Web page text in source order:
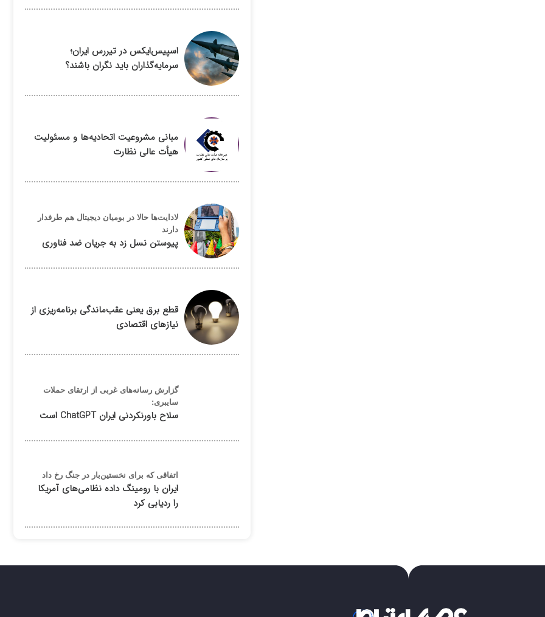
اسپیس‌ایکس در تیررس ایران؛
سرمایه‌گذاران باید نگران باشند؟
مبانی مشروعیت اتحادیه‌ها و مسئولیت
هیأت عالی نظارت
لادایت‌ها حالا در بومیان دیجیتال هم طرفدار
دارند
پیوستن نسل زد به جریان ضد فناوری
قطع برق یعنی عقب‌ماندگی برنامه‌ریزی از
نیازهای اقتصادی
گزارش رسانه‌های غربی از ارتقای حملات
سایبری:
سلاح باورنکردنی ایران ChatGPT است
اتفاقی که برای نخستین‌بار در جنگ رخ داد
ایران با رومینگ داده نظامی‌های آمریکا
را ردیابی کرد